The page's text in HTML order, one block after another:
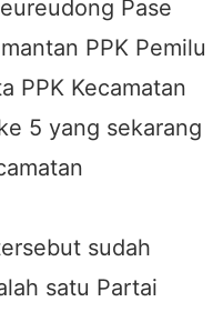
Pase
PPK Pemilu
PPK Kecamatan
5 yang sekarang
sudah
satu Partai